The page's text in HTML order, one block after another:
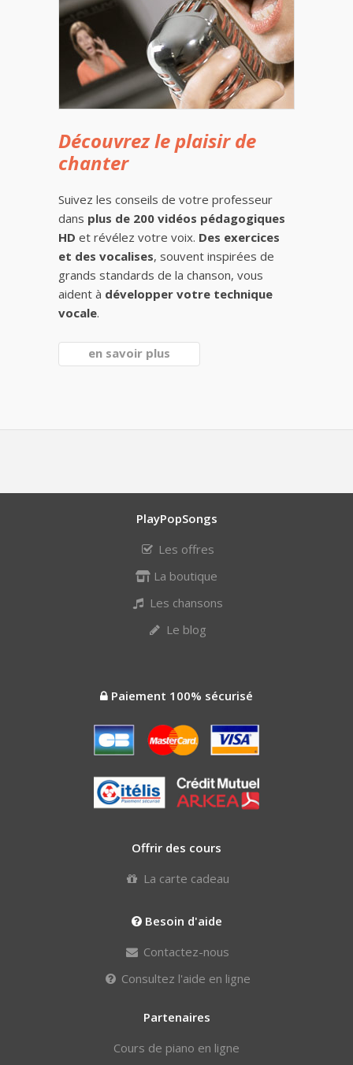
Découvrez le plaisir de
chanter
Suivez les conseils de votre professeur
dans plus de 200 vidéos pédagogiques
HD et révélez votre voix. Des exercices
et des vocalises, souvent inspirées de
grands standards de la chanson, vous
aident à développer votre technique
vocale.
en savoir plus
PlayPopSongs
Les offres
La boutique
Les chansons
Le blog
Paiement 100% sécurisé
Offrir des cours
La carte cadeau
Besoin d'aide
Contactez-nous
Consultez l'aide en ligne
Partenaires
Cours de piano en ligne